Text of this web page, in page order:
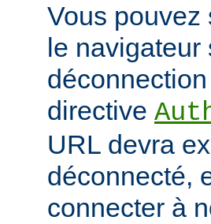
Vous pouvez
le navigateur
directive
URL devra
déconnecté,
connecter à